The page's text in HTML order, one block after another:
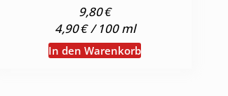
9,80€
4,90€/ 100 ml
In den Warenkorb